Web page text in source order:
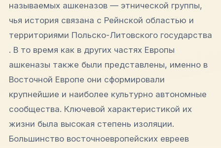
называемых ашкеназов — этнической группы,
чья история связана с Рейнской областью и
территориями Польско-Литовского государства
. В то время как в других частях Европы
ашкеназы также были представлены, именно в
Восточной Европе они сформировали
крупнейшие и наиболее культурно автономные
сообщества. Ключевой характеристикой их
жизни была высокая степень изоляции.
Большинство восточноевропейских евреев